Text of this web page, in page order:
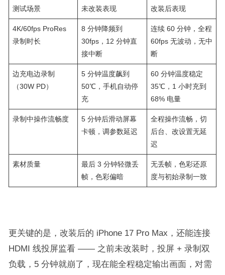
测试场景​ 未改装表现​ 改装后表现​
4K/60fps ProRes
录制时长​
8 分钟降频到
30fps，12 分钟直
接中断​
连续 60 分钟，全程
60fps 无波动，无中
断​
边充电边录制
（30W PD）​
5 分钟温度飙到
50℃，手机自动停
充​
60 分钟温度稳定
35℃，1 小时充到
68% 电量​
录制中操作流畅度​
5 分钟后滑动屏幕
卡顿，调参数延迟​
全程操作流畅，切
后台、改设置无延
迟​
素材质量​
最后 3 分钟轻微丢
帧，色彩偏暗​
无丢帧，色彩还原
度与初始录制一致​
更关键的是，改装后的 iPhone 17 Pro Max，还能连接
HDMI 线投屏监看 —— 之前未改装时，投屏 + 录制双
负载，5 分钟就崩了，现在能全程稳定输出画面，对需